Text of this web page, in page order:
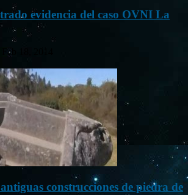
evidencia del caso OVNI La
Feb 18, 2014
construcciones de piedra de